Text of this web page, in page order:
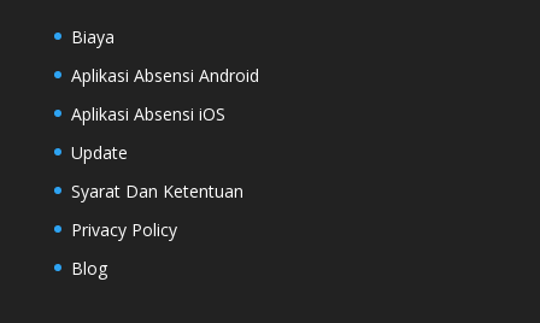
Biaya
Aplikasi Absensi Android
Aplikasi Absensi iOS
Update
Syarat Dan Ketentuan
Privacy Policy
Blog